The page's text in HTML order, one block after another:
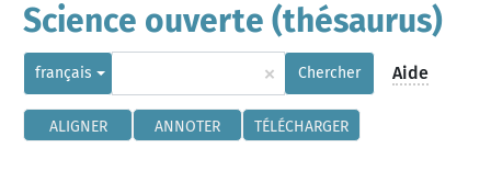
Science ouverte (thésaurus)
français × Chercher Aide
ALIGNER ANNOTER TÉLÉCHARGER